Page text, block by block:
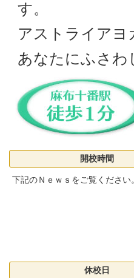
す。
アストライアヨ
あなたにふさわ
開校時間
下記のＮｅｗｓをご覧ください。
休校日